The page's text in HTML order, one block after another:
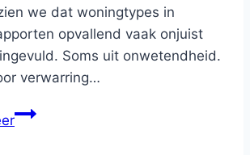
we dat woningtypes in
opvallend vaak onjuist
Soms uit onwetendheid.
verwarring…
Het